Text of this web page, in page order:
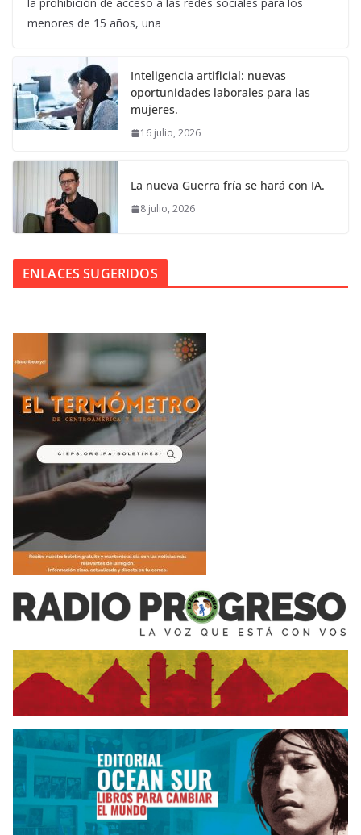
la prohibición de acceso a las redes sociales para los
menores de 15 años, una
Inteligencia artificial: nuevas
oportunidades laborales para las
mujeres.
16 julio, 2026
La nueva Guerra fría se hará con IA.
8 julio, 2026
ENLACES SUGERIDOS